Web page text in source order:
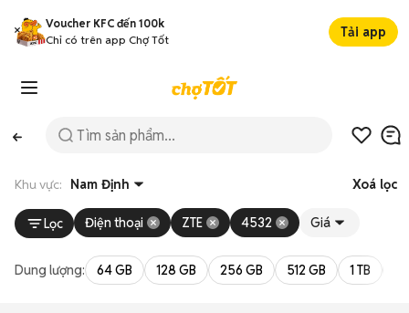
Voucher KFC đến 100k
Chỉ có trên app Chợ Tốt
Tải app
Khu vực: Nam Định Xoá lọc
Lọc Điện thoại ZTE 4532 Giá
Dung lượng: 64 GB 128 GB 256 GB 512 GB 1 TB